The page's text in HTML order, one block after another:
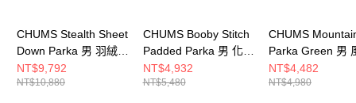
CHUMS Stealth Sheet
Down Parka 男 羽絨外
套 黑色
CH041483K001
NT$9,792
NT$10,880
CHUMS Booby Stitch
Padded Parka 男 化纖
外套 橄欖綠
CH041468M032
NT$4,932
NT$5,480
CHUMS
Parka Green 男
外套 Crazy
CH041486C086
NT$4,482
NT$4,980